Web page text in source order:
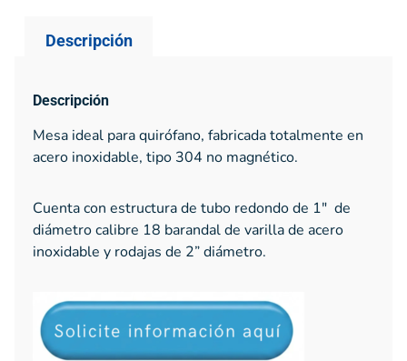
Descripción
Descripción
Mesa ideal para quirófano, fabricada totalmente en
acero inoxidable, tipo 304 no magnético.
Cuenta con estructura de tubo redondo de 1″ de
diámetro calibre 18 barandal de varilla de acero
inoxidable y rodajas de 2” diámetro.